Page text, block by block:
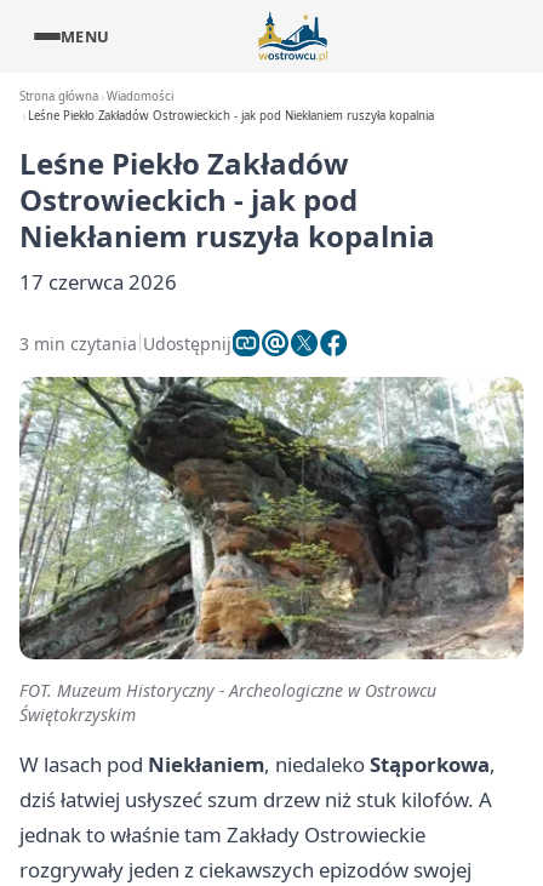
MENU
Strona główna Wiadomości
Leśne Piekło Zakładów Ostrowieckich - jak pod Niekłaniem ruszyła kopalnia
Leśne Piekło Zakładów
Ostrowieckich - jak pod
Niekłaniem ruszyła kopalnia
17 czerwca 2026
3 min czytania Udostępnij
FOT. Muzeum Historyczny - Archeologiczne w Ostrowcu
Świętokrzyskim
W lasach pod Niekłaniem, niedalekoStąporkowa,
dziś łatwiej usłyszeć szum drzew niż stuk kilofów. A
jednak to właśnie tam Zakłady Ostrowieckie
rozgrywały jeden z ciekawszych epizodów swojej